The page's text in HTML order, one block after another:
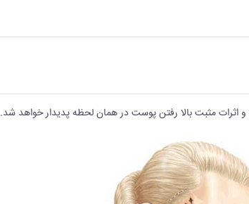
اثرات مثبت بالا رفتن پوست در همان لحظه پدیدار خواهد شد.